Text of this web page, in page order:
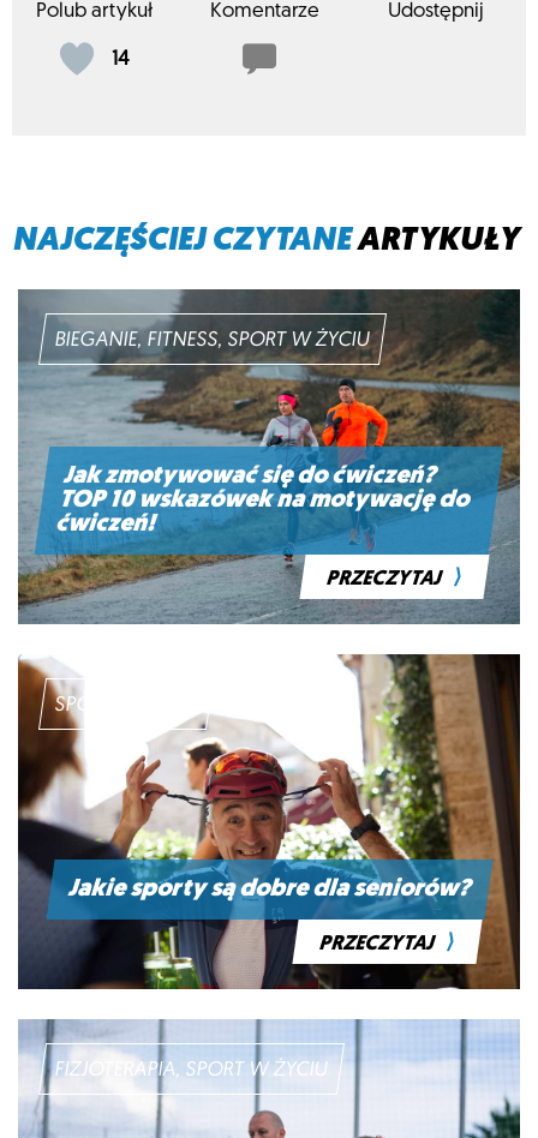
Polub artykuł
14
Komentarze Udostępnij
NAJCZĘŚCIEJ CZYTANEARTYKUŁY
BIEGANIE, FITNESS, SPORT W ŻYCIU
Jak zmotywować się do ćwiczeń?
TOP 10 wskazówek na motywację do
ćwiczeń!
PRZECZYTAJ ⟩
SPORT W ŻYCIU
Jakie sporty są dobre dla seniorów?
PRZECZYTAJ ⟩
FIZJOTERAPIA, SPORT W ŻYCIU